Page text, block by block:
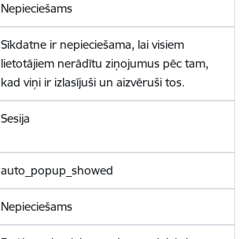
Nepieciešams
Sīkdatne ir nepieciešama, lai visiem
lietotājiem nerādītu ziņojumus pēc tam,
kad viņi ir izlasījuši un aizvēruši tos.
Sesija
auto_popup_showed
Nepieciešams